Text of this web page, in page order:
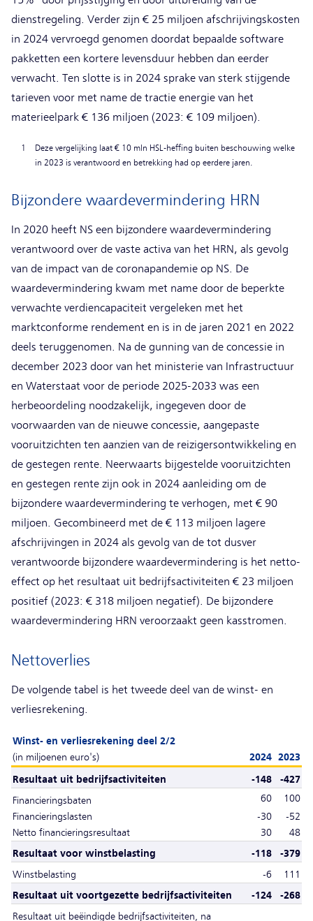
dienstregeling. Verder zijn € 25 miljoen afschrijvingskosten
in 2024 vervroegd genomen doordat bepaalde software
pakketten een kortere levensduur hebben dan eerder
verwacht. Ten slotte is in 2024 sprake van sterk stijgende
tarieven voor met name de tractie energie van het
materieelpark € 136 miljoen (2023: € 109 miljoen).
1
Deze vergelijking laat € 10 mln HSL-heffing buiten beschouwing welke
in 2023 is verantwoord en betrekking had op eerdere jaren.
Bijzondere waardevermindering HRN
In 2020 heeft NS een bijzondere waardevermindering
verantwoord over de vaste activa van het HRN, als gevolg
van de impact van de coronapandemie op NS. De
waardevermindering kwam met name door de beperkte
verwachte verdiencapaciteit vergeleken met het
marktconforme rendement en is in de jaren 2021 en 2022
deels teruggenomen. Na de gunning van de concessie in
december 2023 door van het ministerie van Infrastructuur
en Waterstaat voor de periode 2025-2033 was een
herbeoordeling noodzakelijk, ingegeven door de
voorwaarden van de nieuwe concessie, aangepaste
vooruitzichten ten aanzien van de reizigersontwikkeling en
de gestegen rente. Neerwaarts bijgestelde vooruitzichten
en gestegen rente zijn ook in 2024 aanleiding om de
bijzondere waardevermindering te verhogen, met € 90
miljoen. Gecombineerd met de € 113 miljoen lagere
afschrijvingen in 2024 als gevolg van de tot dusver
verantwoorde bijzondere waardevermindering is het netto-
effect op het resultaat uit bedrijfsactiviteiten € 23 miljoen
positief (2023: € 318 miljoen negatief). De bijzondere
waardevermindering HRN veroorzaakt geen kasstromen.
Nettoverlies
De volgende tabel is het tweede deel van de winst- en
verliesrekening.
Winst- en verliesrekening deel 2/2
(in miljoenen euro's)
2024 2023
Resultaat uit bedrijfsactiviteiten
-148
-427
Financieringsbaten
60
100
Financieringslasten
-30
-52
Netto financieringsresultaat
30
48
Resultaat voor winstbelasting
-118
-379
Winstbelasting
-6
111
Resultaat uit voortgezette bedrijfsactiviteiten
-124
-268
Resultaat uit beëindigde bedrijfsactiviteiten, na